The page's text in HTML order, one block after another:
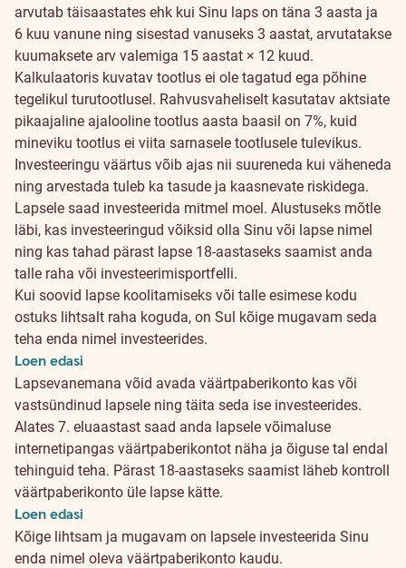
arvutab täisaastates ehk kui Sinu laps on täna 3 aasta ja
6 kuu vanune ning sisestad vanuseks 3 aastat, arvutatakse
kuumaksete arv valemiga 15 aastat × 12 kuud.
Kalkulaatoris kuvatav tootlus ei ole tagatud ega põhine
tegelikul turutootlusel. Rahvusvaheliselt kasutatav aktsiate
pikaajaline ajalooline tootlus aasta baasil on 7%, kuid
mineviku tootlus ei viita sarnasele tootlusele tulevikus.
Investeeringu väärtus võib ajas nii suureneda kui väheneda
ning arvestada tuleb ka tasude ja kaasnevate riskidega.
Lapsele saad investeerida mitmel moel. Alustuseks mõtle
läbi, kas investeeringud võiksid olla Sinu või lapse nimel
ning kas tahad pärast lapse 18-aastaseks saamist anda
talle raha või investeerimisportfelli.
Kui soovid lapse koolitamiseks või talle esimese kodu
ostuks lihtsalt raha koguda, on Sul kõige mugavam seda
teha enda nimel investeerides.
Loen edasi
Lapsevanemana võid avada väärtpaberikonto kas või
vastsündinud lapsele ning täita seda ise investeerides.
Alates 7. eluaastast saad anda lapsele võimaluse
internetipangas väärtpaberikontot näha ja õiguse tal endal
tehinguid teha. Pärast 18-aastaseks saamist läheb kontroll
väärtpaberikonto üle lapse kätte.
Loen edasi
Kõige lihtsam ja mugavam on lapsele investeerida Sinu
enda nimel oleva väärtpaberikonto kaudu.